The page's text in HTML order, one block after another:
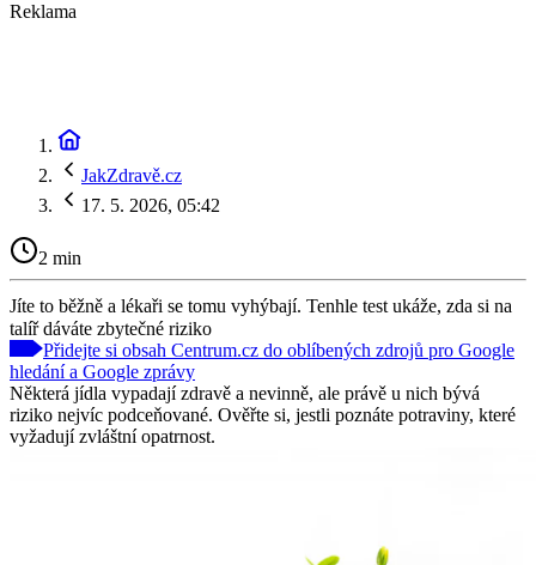
Reklama
JakZdravě.cz
17. 5. 2026, 05:42
2 min
Jíte to běžně a lékaři se tomu vyhýbají. Tenhle test ukáže, zda si na
talíř dáváte zbytečné riziko
Přidejte si obsah Centrum.cz do oblíbených zdrojů pro Google
hledání a Google zprávy
Některá jídla vypadají zdravě a nevinně, ale právě u nich bývá
riziko nejvíc podceňované. Ověřte si, jestli poznáte potraviny, které
vyžadují zvláštní opatrnost.